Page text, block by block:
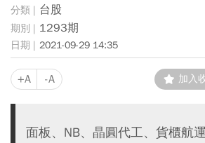
台股
1293期
2021-09-29 14:35
+A -A 加入
面板、NB、晶圓代工、貨櫃航